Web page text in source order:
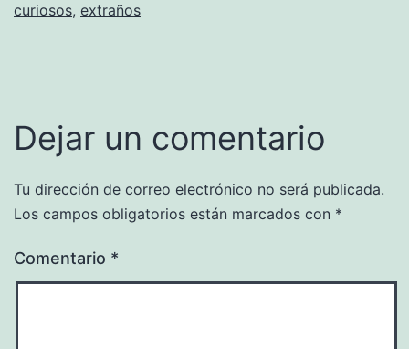
curiosos, extraños
Dejar un comentario
Tu dirección de correo electrónico no será publicada.
Los campos obligatorios están marcados con *
Comentario *